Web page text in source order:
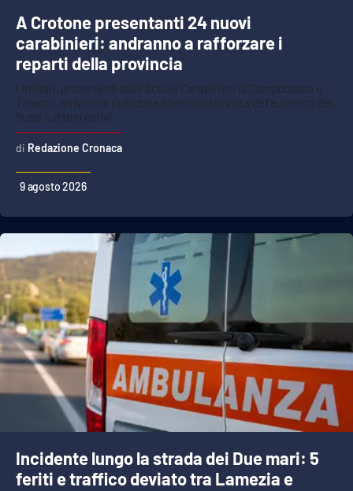
A Crotone presentanti 24 nuovi
carabinieri: andranno a rafforzare i
reparti della provincia
I militari, provenienti dalle Scuole Carabinieri di Campobasso e
Taranto, arrivano a rinforzare il territorio in vista dell’aumento dei
flussi turistici estivi
Redazione Cronaca
9 agosto 2026
Incidente lungo la strada dei Due mari: 5
feriti e traffico deviato tra Lamezia e